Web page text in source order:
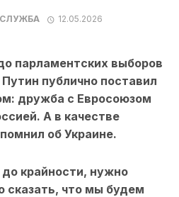
СЛУЖБА 12.05.2026
парламентских выборов
публично поставил
дружба с Евросоюзом
А в качестве
об Украине.
крайности, нужно
сказать, что мы будем